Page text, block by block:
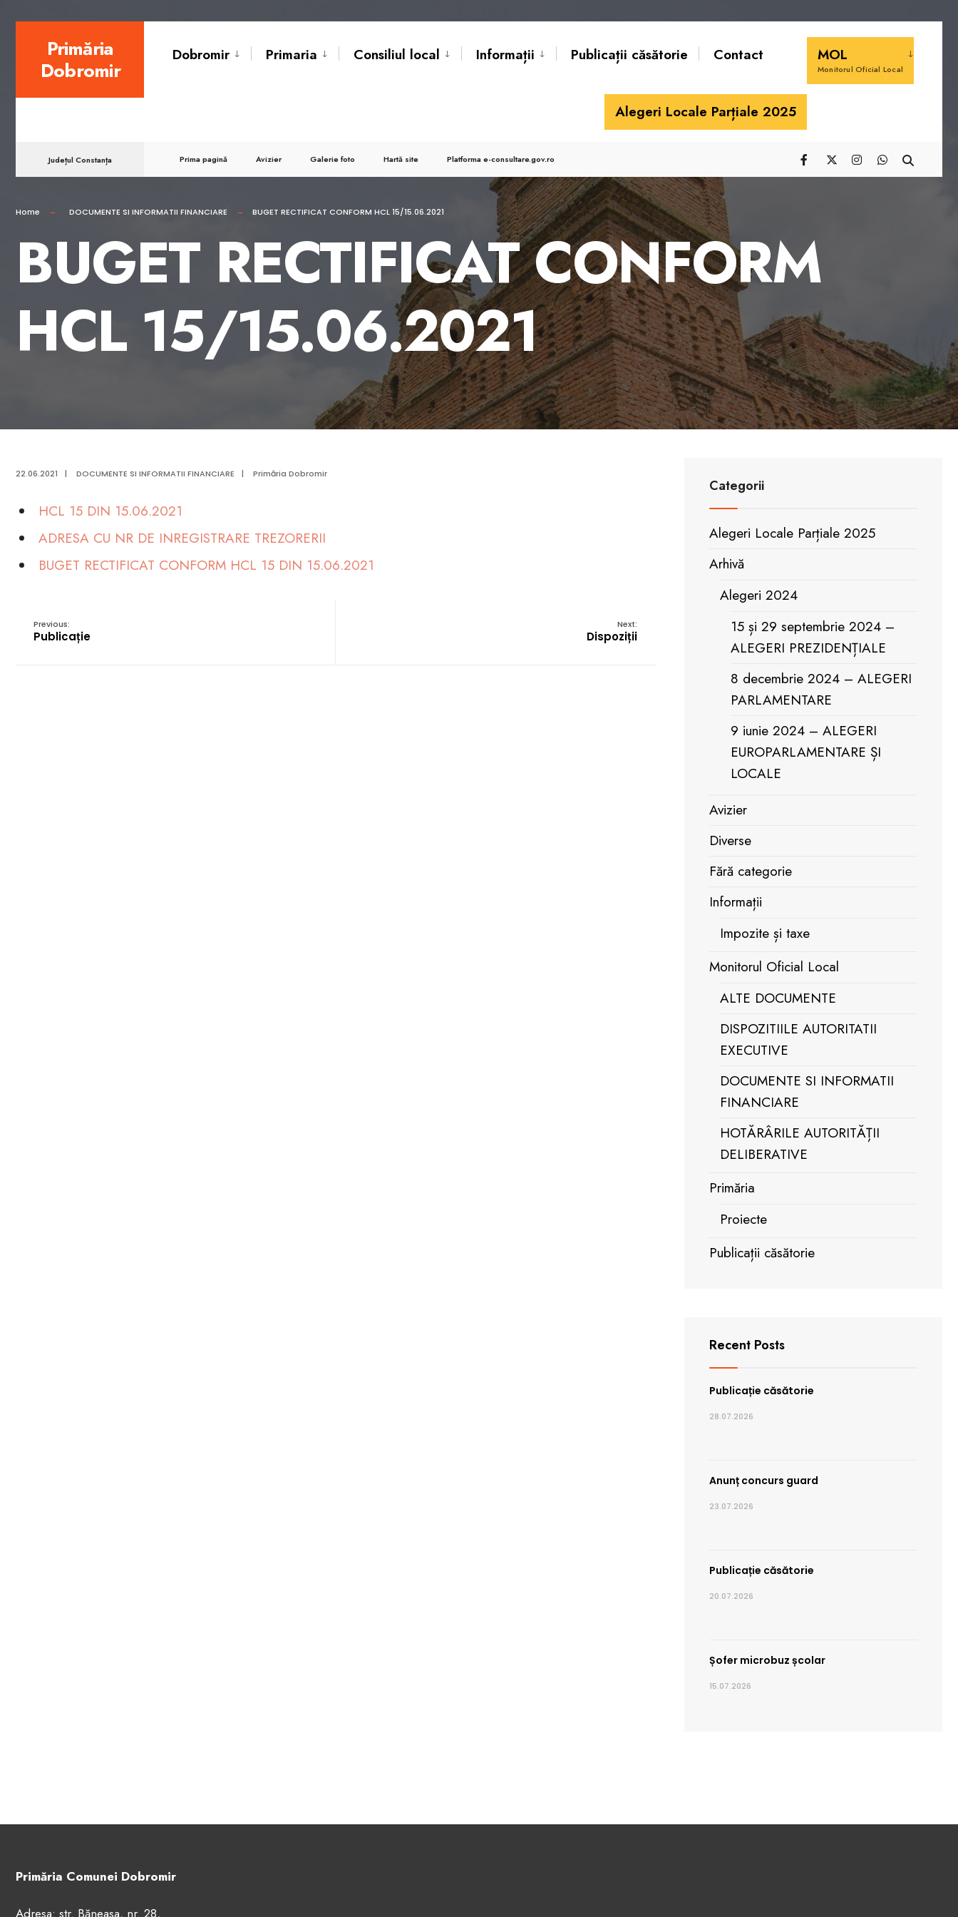
content
Primăria
Dobromir
Dobromir Primaria Consiliul local Informații Publicații căsătorie Contact MOL
Monitorul Oficial Local
Alegeri Locale Parțiale 2025
Județul Constanța Prima pagină Avizier Galerie foto Hartă site Platforma e-consultare.gov.ro
Home DOCUMENTE SI INFORMATII FINANCIARE BUGET RECTIFICAT CONFORM HCL 15/15.06.2021
BUGET RECTIFICAT CONFORM
HCL 15/15.06.2021
22.06.2021 | DOCUMENTE SI INFORMATII FINANCIARE | Primăria Dobromir
HCL 15 DIN 15.06.2021
ADRESA CU NR DE INREGISTRARE TREZORERII
BUGET RECTIFICAT CONFORM HCL 15 DIN 15.06.2021
Previous:
Publicație
Next:
Dispoziții
Categorii
Alegeri Locale Parțiale 2025
Arhivă
Alegeri 2024
15 și 29 septembrie 2024 –
ALEGERI PREZIDENȚIALE
8 decembrie 2024 – ALEGERI
PARLAMENTARE
9 iunie 2024 – ALEGERI
EUROPARLAMENTARE ȘI
LOCALE
Avizier
Diverse
Fără categorie
Informații
Impozite și taxe
Monitorul Oficial Local
ALTE DOCUMENTE
DISPOZITIILE AUTORITATII
EXECUTIVE
DOCUMENTE SI INFORMATII
FINANCIARE
HOTĂRÂRILE AUTORITĂȚII
DELIBERATIVE
Primăria
Proiecte
Publicații căsătorie
Recent Posts
Publicație căsătorie
28.07.2026
Anunț concurs guard
23.07.2026
Publicație căsătorie
20.07.2026
Șofer microbuz școlar
15.07.2026
Primăria Comunei Dobromir
Adresa: str. Băneasa, nr. 28,